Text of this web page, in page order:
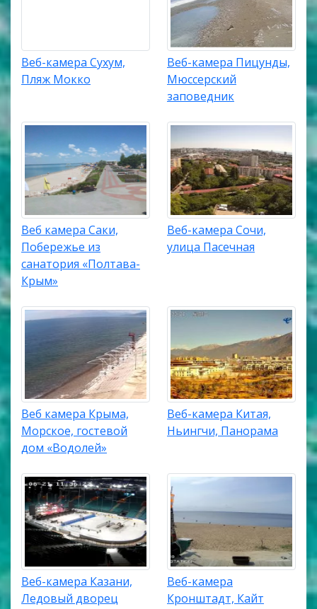
Веб-камера Сухум,
Пляж Мокко
Веб-камера Пицунды,
Мюссерский
заповедник
Веб камера Саки,
Побережье из
санатория «Полтава-
Крым»
Веб-камера Сочи,
улица Пасечная
Веб камера Крыма,
Морское, гостевой
дом «Водолей»
Веб-камера Китая,
Ньингчи, Панорама
Веб-камера Казани,
Ледовый дворец
Веб-камера
Кронштадт, Кайт